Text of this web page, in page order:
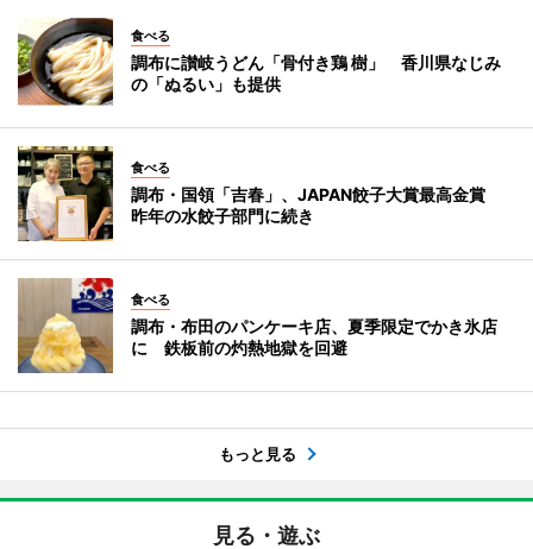
食べる
調布に讃岐うどん「骨付き鶏 樹」 香川県なじみ
の「ぬるい」も提供
食べる
調布・国領「吉春」、JAPAN餃子大賞最高金賞
昨年の水餃子部門に続き
食べる
調布・布田のパンケーキ店、夏季限定でかき氷店
に 鉄板前の灼熱地獄を回避
もっと見る
見る・遊ぶ